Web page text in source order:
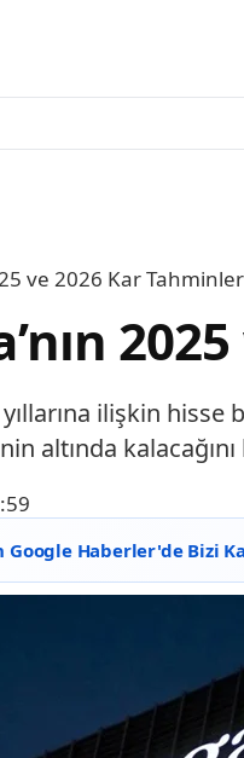
ve 2026 Kar
yıllarına ilişkin
altında
Haberler'de Bizi